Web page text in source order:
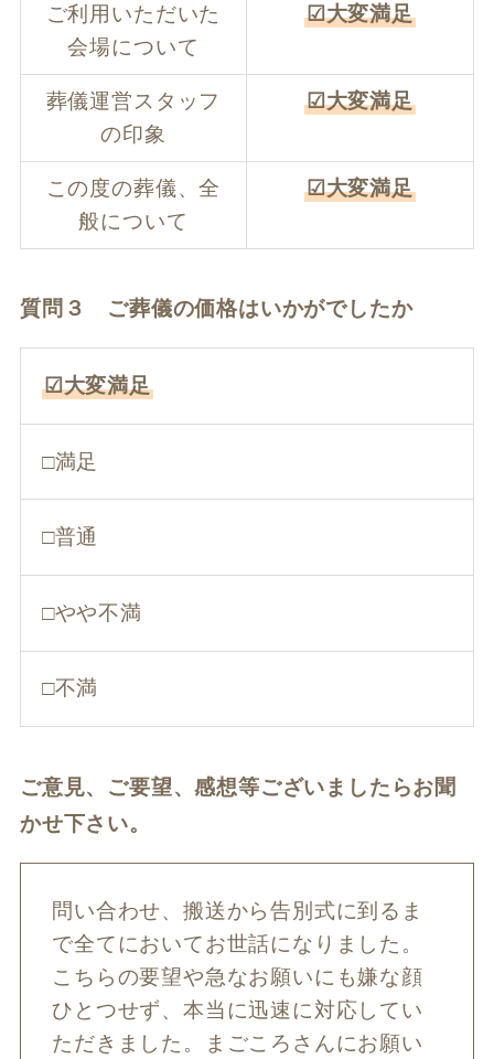
ご利用いただいた
会場について
☑大変満足
葬儀運営スタッフ
の印象
☑大変満足
この度の葬儀、全
般について
☑大変満足
質問３ ご葬儀の価格はいかがでしたか
☑大変満足
□満足
□普通
□やや不満
□不満
ご意見、ご要望、感想等ございましたらお聞
かせ下さい。
問い合わせ、搬送から告別式に到るま
で全てにおいてお世話になりました。
こちらの要望や急なお願いにも嫌な顔
ひとつせず、本当に迅速に対応してい
ただきました。まごころさんにお願い